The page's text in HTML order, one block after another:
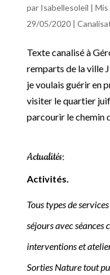
par Isabellesoleil | Mis
29/05/2020|
Texte canalisé à
remparts de la ville
je voulais guérir en
visiter le quartier
parcourir le chemin
Actualités:
Activités.
Tous types de services
séjours avec séances
interventions et
Sorties Nature tout